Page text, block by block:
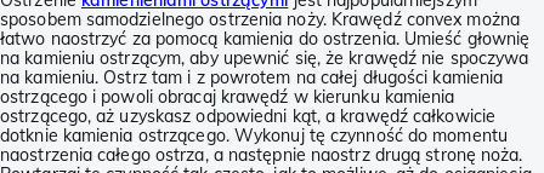
sposobem samodzielnego ostrzenia noży. Krawędź convex można
łatwo naostrzyć za pomocą kamienia do ostrzenia. Umieść głownię
na kamieniu ostrzącym, aby upewnić się, że krawędź nie spoczywa
na kamieniu. Ostrz tam i z powrotem na całej długości kamienia
ostrzącego i powoli obracaj krawędź w kierunku kamienia
ostrzącego, aż uzyskasz odpowiedni kąt, a krawędź całkowicie
dotknie kamienia ostrzącego. Wykonuj tę czynność do momentu
naostrzenia całego ostrza, a następnie naostrz drugą stronę noża.